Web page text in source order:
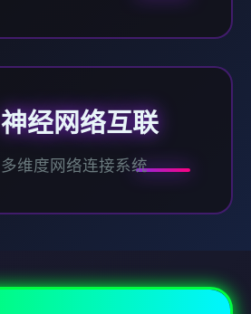
神经网络互联
多维度网络连接系统